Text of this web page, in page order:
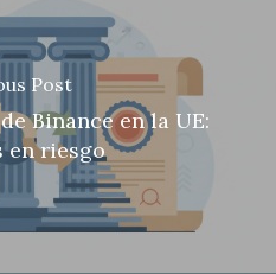
Post
Binance en la UE:
en riesgo